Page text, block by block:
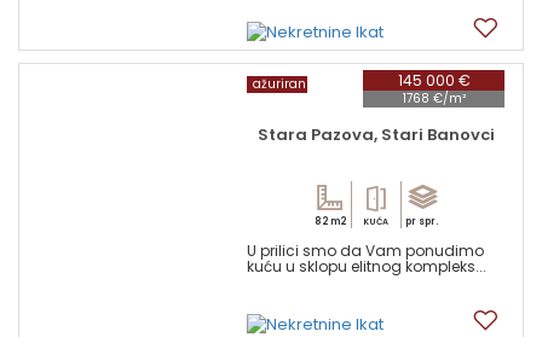
145 000 €
1768 €/m²
ažuriran
Stara Pazova, Stari Banovci
82 m2 KUĆA pr spr.
U prilici smo da Vam ponudimo
kuću u sklopu elitnog kompleks...